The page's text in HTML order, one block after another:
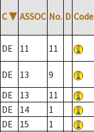
C ▼ ASSOC No. D Code
DE 11 11
DE 13 9
DE
13 11
DE
14 1
DE
15 1